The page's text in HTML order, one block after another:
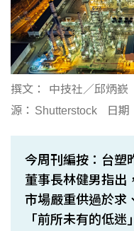
撰文： 中技社／邱炳
源： Shutterstock 日期
今周刊編按：台塑
董事長林健男指出
市場嚴重供過於求
「前所未有的低